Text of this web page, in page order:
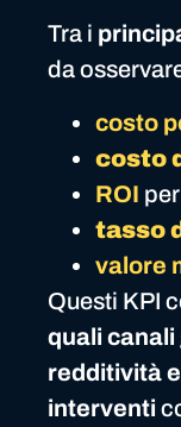
Tra i
da
costo
costo
ROI
tasso
valore
Questi KPI
quali
redditività
interventi